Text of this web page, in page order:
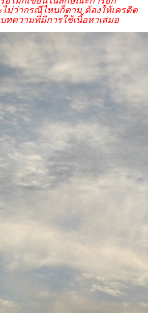
ม่ว่ากรณีไหนก็ตาม ต้องให้เครดิต
ทความที่มีการใช้เนื้อหาเสมอ